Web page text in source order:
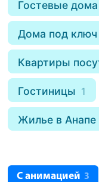
Гостевые дома
Дома под ключ
Квартиры
Гостиницы 1
Жилье в Анапе
С анимацией 3